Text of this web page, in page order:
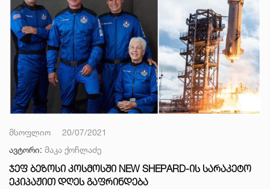
მსოფლიო
20/07/2021
ავტორი: მაკა ქოჩლაძე
ᲯᲔᲤ ᲑᲔᲖᲝᲡᲘ ᲙᲝᲡᲛᲝᲡᲨᲘ NEW SHEPARD-ᲘᲡ ᲡᲐᲠᲐᲙᲔᲢᲝ
ᲔᲙᲘᲞᲐᲟᲘᲗ ᲓᲦᲔᲡ ᲒᲐᲤᲠᲘᲜᲓᲔᲑᲐ